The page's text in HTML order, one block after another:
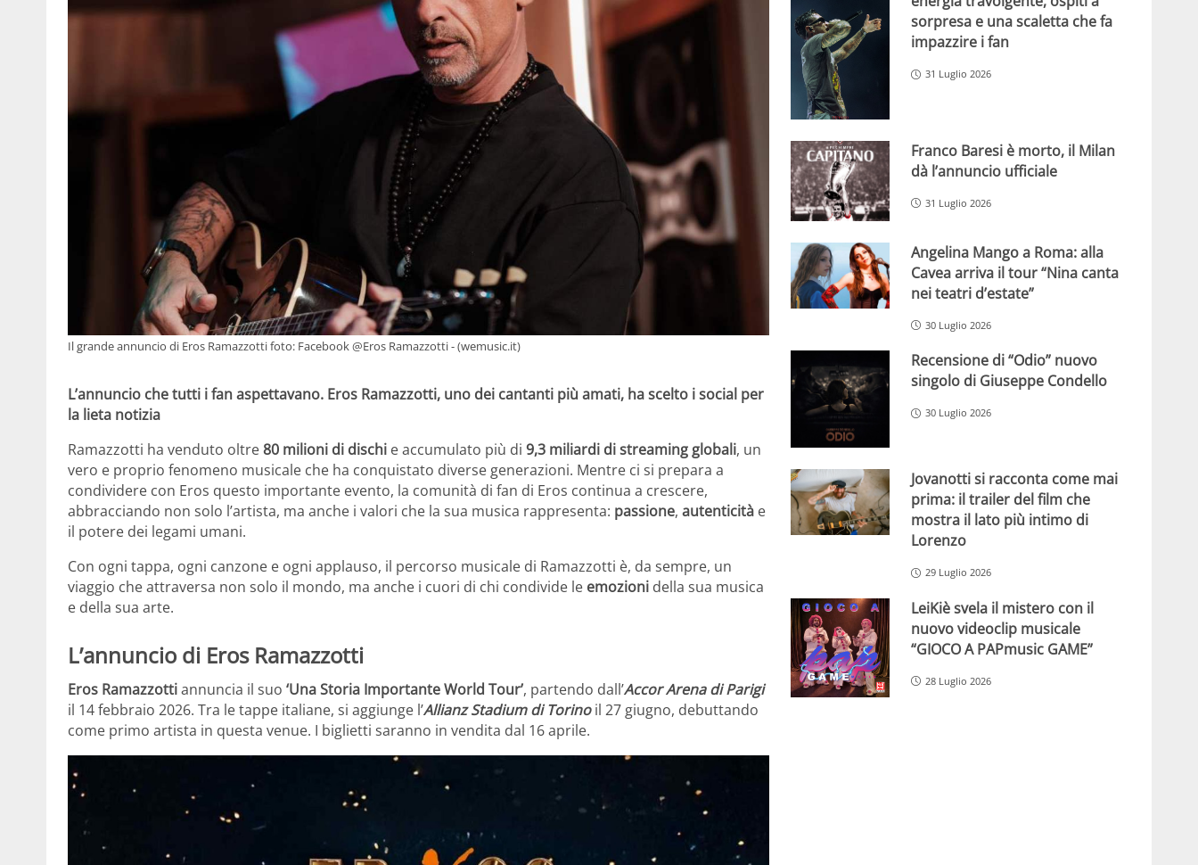
Il grande annuncio di Eros Ramazzotti foto: Facebook @Eros Ramazzotti - (wemusic.it)
L’annuncio che tutti i fan aspettavano. Eros Ramazzotti, uno dei cantanti più amati, ha scelto i social per
la lieta notizia
Ramazzotti ha venduto oltre80 milioni di dischi e accumulato più di 9,3 miliardi di streaming globali, un
vero e proprio fenomeno musicale che ha conquistato diverse generazioni. Mentre ci si prepara a
condividere con Eros questo importante evento, la comunità di fan di Eros continua a crescere,
abbracciando non solo l’artista, ma anche i valori che la sua musica rappresenta: passione, autenticità e
il potere dei legami umani.
Con ogni tappa, ogni canzone e ogni applauso, il percorso musicale di Ramazzotti è, da sempre, un
viaggio che attraversa non solo il mondo, ma anche i cuori di chi condivide le emozioni della sua musica
e della sua arte.
L’annuncio di Eros Ramazzotti
Eros Ramazzottiannuncia il suo ‘Una Storia Importante World Tour’, partendo dall’Accor Arena di Parigi
il 14 febbraio 2026. Tra le tappe italiane, si aggiunge l’Allianz Stadium di Torinoil 27 giugno, debuttando
come primo artista in questa venue. I biglietti saranno in vendita dal 16 aprile.
sorpresa e una scaletta che fa
impazzire i fan
31 Luglio 2026
Franco Baresi è morto, il Milan
dà l’annuncio ufficiale
31 Luglio 2026
Angelina Mango a Roma: alla
Cavea arriva il tour “Nina canta
nei teatri d’estate”
30 Luglio 2026
Recensione di “Odio” nuovo
singolo di Giuseppe Condello
30 Luglio 2026
Jovanotti si racconta come mai
prima: il trailer del film che
mostra il lato più intimo di
Lorenzo
29 Luglio 2026
LeiKiè svela il mistero con il
nuovo videoclip musicale
“GIOCO A PAPmusic GAME”
28 Luglio 2026